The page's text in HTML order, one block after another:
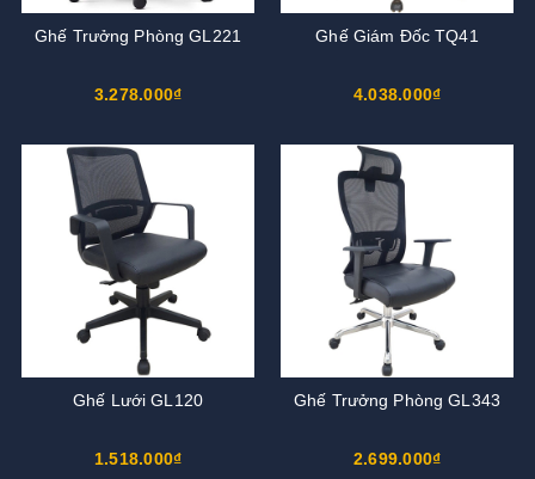
Ghế Trưởng Phòng GL221
3.278.000₫
Ghế Giám Đốc TQ41
4.038.000₫
Ghế Lưới GL120
1.518.000₫
Ghế Trưởng Phòng GL343
2.699.000₫